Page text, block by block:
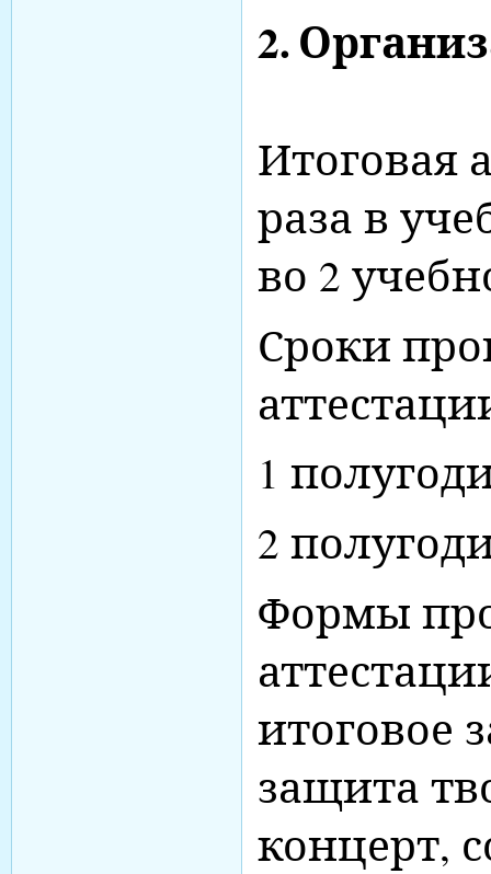
2.
Итоговая
раза в
во 2
Сроки
1
2
Формы
итоговое
защита
концерт,